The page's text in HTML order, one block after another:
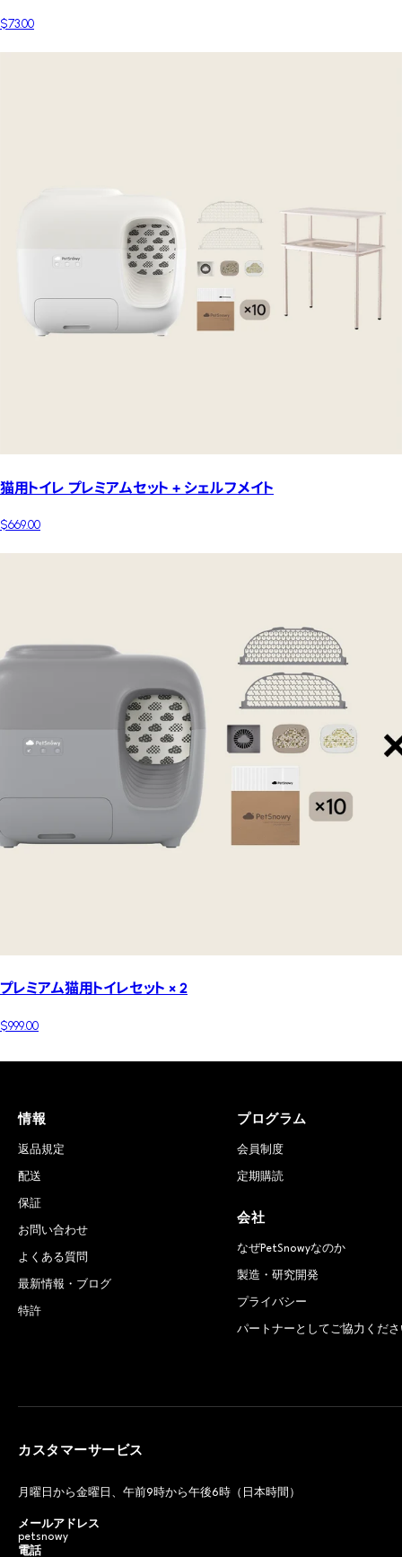
$73.00
猫用トイレ プレミアムセット + シェルフメイト
$669.00
プレミアム猫用トイレセット × 2
$999.00
情報
返品規定
配送
保証
お問い合わせ
よくある質問
最新情報・ブログ
特許
プログラム
会員制度
定期購読
会社
なぜPetSnowyなのか
製造・研究開発
プライバシー
パートナーとしてご協力くださ
カスタマーサービス
月曜日から金曜日、午前9時から午後6時（日本時間）
メールアドレス
petsnowy
電話